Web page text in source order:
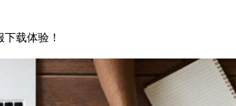
载体验！